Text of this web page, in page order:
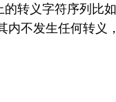
转义字符序列比如
内不发生任何转义